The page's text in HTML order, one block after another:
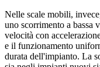
Nelle scale mobili,
uno scorrimento a bassa
velocità con
e il funzionamento
durata dell'impianto. La